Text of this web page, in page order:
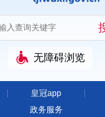
无障碍浏览
皇冠app
政务服务